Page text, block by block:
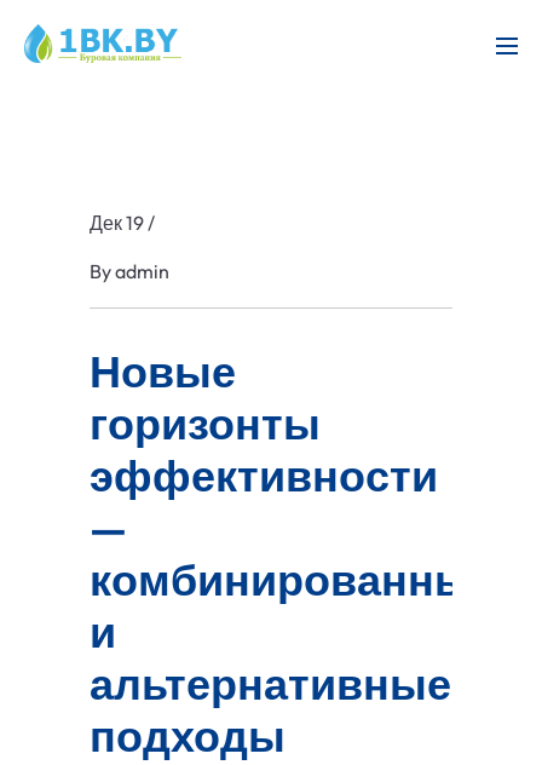
Дек 19/
Byadmin
Новые
горизонты
эффективности
—
комбинированные
и
альтернативные
подходы